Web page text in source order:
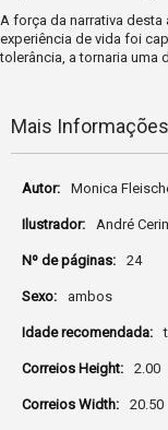
A força da narrativa
experiência de vida foi
tolerância, a tornaria uma
Mais Informações
Informações
Monica
André
24
ambos
2.00
20.50